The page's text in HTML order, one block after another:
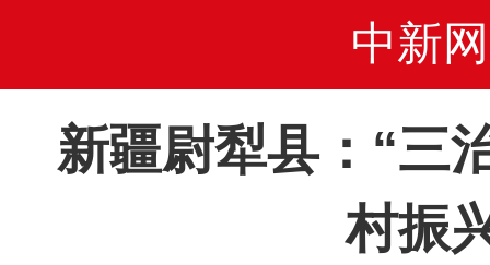
中新网
新疆尉犁县：“三
村振